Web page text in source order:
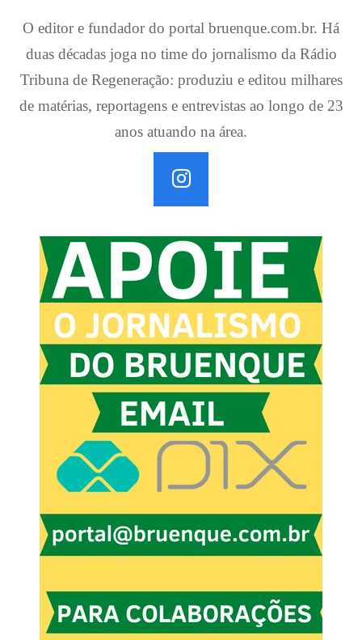
O editor e fundador do portal bruenque.com.br. Há
duas décadas joga no time do jornalismo da Rádio
Tribuna de Regeneração: produziu e editou milhares
de matérias, reportagens e entrevistas ao longo de 23
anos atuando na área.